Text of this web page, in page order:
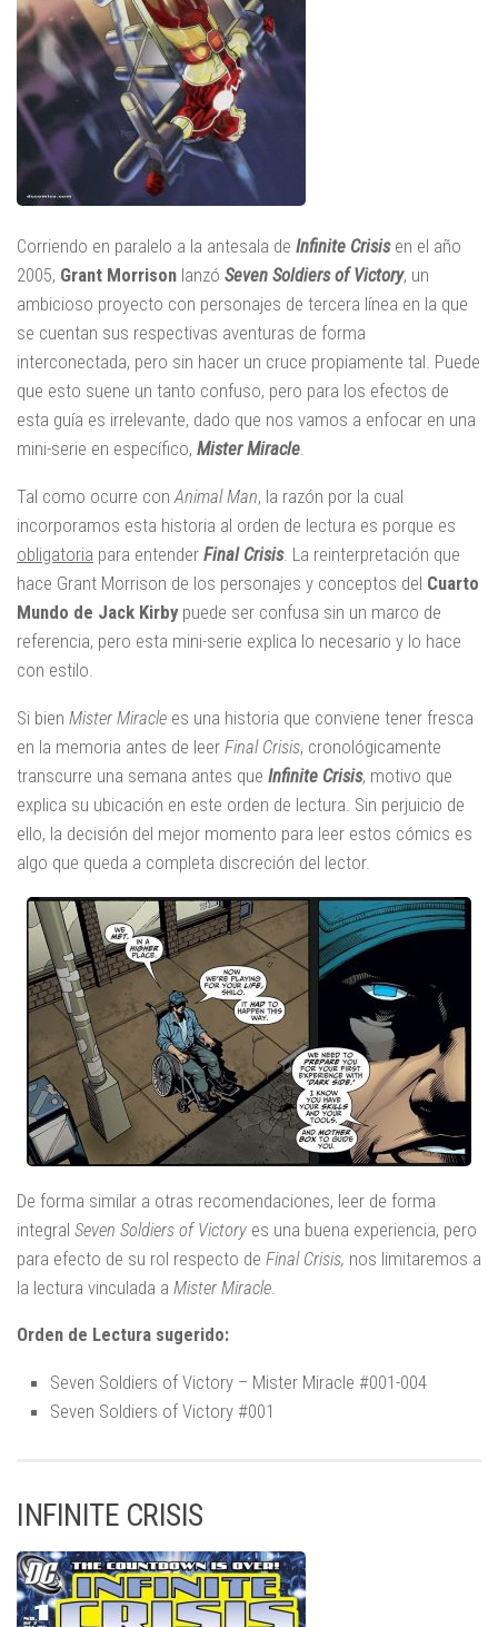
Corriendo en paralelo a la antesala de Infinite Crisisen el año
2005, Grant Morrison lanzó Seven Soldiers of Victory, un
ambicioso proyecto con personajes de tercera línea en la que
se cuentan sus respectivas aventuras de forma
interconectada, pero sin hacer un cruce propiamente tal. Puede
que esto suene un tanto confuso, pero para los efectos de
esta guía es irrelevante, dado que nos vamos a enfocar en una
mini-serie en específico, Mister Miracle.
Tal como ocurre con Animal Man, la razón por la cual
incorporamos esta historia al orden de lectura es porque es
obligatoria para entender Final Crisis. La reinterpretación que
hace Grant Morrison de los personajes y conceptos del Cuarto
Mundo de Jack Kirby puede ser confusa sin un marco de
referencia, pero esta mini-serie explica lo necesario y lo hace
con estilo.
Si bien Mister Miracle es una historia que conviene tener fresca
en la memoria antes de leer Final Crisis, cronológicamente
transcurre una semana antes que Infinite Crisis, motivo que
explica su ubicación en este orden de lectura. Sin perjuicio de
ello, la decisión del mejor momento para leer estos cómics es
algo que queda a completa discreción del lector.
De forma similar a otras recomendaciones, leer de forma
integral Seven Soldiers of Victory es una buena experiencia, pero
para efecto de su rol respecto de Final Crisis, nos limitaremos a
la lectura vinculada a Mister Miracle
Orden de Lectura sugerido:
Seven Soldiers of Victory – Mister Miracle #001-004
Seven Soldiers of Victory #001
INFINITE CRISIS